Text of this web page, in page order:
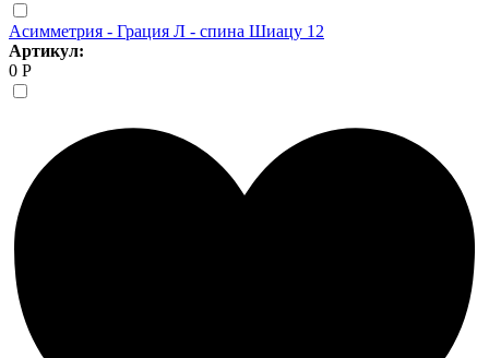
Асимметрия - Грация Л - спина Шиацу 12
Артикул:
0 Р